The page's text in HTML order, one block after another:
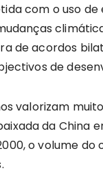
com o uso de
de acordos
de
valorizam
da China
o volume